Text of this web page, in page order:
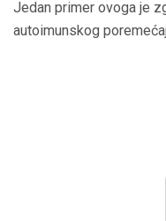
Jedan primer ovoga je
autoimunskog